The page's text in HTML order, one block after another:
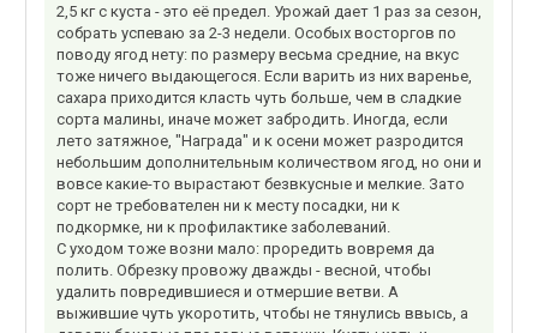
2,5 кг с куста - это её предел. Урожай дает 1 раз за сезон,
собрать успеваю за 2-3 недели. Особых восторгов по
поводу ягод нету: по размеру весьма средние, на вкус
тоже ничего выдающегося. Если варить из них варенье,
сахара приходится класть чуть больше, чем в сладкие
сорта малины, иначе может забродить. Иногда, если
лето затяжное, "Награда" и к осени может разродится
небольшим дополнительным количеством ягод, но они и
вовсе какие-то вырастают безвкусные и мелкие. Зато
сорт не требователен ни к месту посадки, ни к
подкормке, ни к профилактике заболеваний.
С уходом тоже возни мало: проредить вовремя да
полить. Обрезку провожу дважды - весной, чтобы
удалить повредившиеся и отмершие ветви. А
выжившие чуть укоротить, чтобы не тянулись ввысь, а